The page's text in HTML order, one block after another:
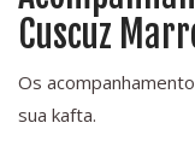
Cuscuz
Os
sua kafta.